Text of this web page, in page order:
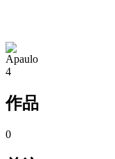
Apaulo
4
作品
0